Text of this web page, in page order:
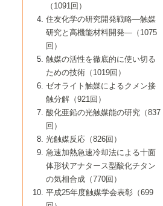
8号 若手研究者による触媒研究の未来展望
2：大学・研究所編
8号 イオン液体の応用
8号 多機能型リアクター
8号 超臨界流体を用いた化学プロセスの新
6号 第94回触媒討論会
7号 サブナノレベルでみた新しい表面現象
8号 オレフィン重合触媒の新たな展
5号 基礎化学品製造の触媒技術
6号 第92回触媒討論会
7号 基礎化学品製造の触媒技術
8号 資源の循環と触媒技術
4号 ナノ材料の調製と機能化
5号 こんな触媒が欲しい
6号 第90回触媒討論会
7号 触媒研究と学術雑誌/情報
8号 若い世代からみた触媒化学の現状と未
3号 生体触媒とバイオプロセス
4号 水素製造・利用の触媒化学
5号 触媒研究における新しい切り口：コン
ビナトリアルケミストリー
6号 第88回触媒討論会特集号
7号 企業における触媒研究のブレークスル
8号 この材料を触媒として使ってみません
2号 第85回触媒討論会
3号 反応ダイナミクス
5号 触媒のおもしろさをどのように伝える
6号 第86回触媒討論会
7号 水素化精製触媒の新しい展開
8号 新しい反応性と機能性を目指した金属
クラスタ-化学
1号 孔、穴、あな?-特異な空間とその利用-
2号 第83回触媒討論会
3号 均一系触媒反応最前線
4号 実用炭素材料の新展開
5号 研究の方法論を考える
7号 機能性金属材料と触媒
8号 触媒研究へのNMRの応用と展望
▼40巻（1998年）
進展と21世紀への提言/創立40周年記念・触
媒学会この10年の歩みとこれから/創立40周
2号 第81回触媒討論会
3号 計算機触媒化学へのさそい
4号 触媒劣化の制御と予測
5号 最新の実用プロセスと触媒
6号 第82回触媒討論会
7号 ナノ構造体の化学
8号 あの反応は今
1号 均一系と不均一系触媒反応-その特徴と
接点
2号 第79回触媒討論会
3号 最新NO除去触媒の実用化研究
4号 新しい反応場を目指した触媒調製
5号 反応・分離技術の新しい展開
6号 第80回触媒討論会
8号 AFMでみる世界
▼38巻（1996年）
1号 触媒の構造と触媒作用/C1化学を中心と
する21世紀への触媒
3号 オリンピックメダル:金・銀・銅はどん
な触媒作用を示すか
4号 触媒作用における機能の複合化
5号 未来を拓け！若手研究者
6号 第78回触媒討論会
7号 ダイナミックな領域への触媒研究の展
開/C1化学を中心とする21世紀への触媒
▼37巻（1995年）
1号 ファインケミカルズと固体触媒
2号 第75回触媒討論会
3号 希土類を利用した触媒
4号 触媒とリサイクル
5号 エネルギー変換触媒
6号 第76回触媒討論会
7号 表面吸着相の新しい展開
8号 マイクロポーラス・クリスタル触媒の
▼36巻（1994年）
1号 電気化学と触媒
2号 第73回触媒討論会
3号 C4化学の展開
4号 《通常号》
5号 《通常号》
6号 第74回触媒討論会
▼35巻（1993年）
1号 工業触媒開発マニュアル―探索から工
業化まで
2号 第71回触媒討論会
3号 研究開発のうらおもて―着想と展開
4号 触媒劣化と寿命の予測
5号 環境に優しい触媒
▼34巻（1992年）
1号 インパクトを与えたこの研究
2号 第69回触媒討論会
3号 ケミカルズ合成触媒―新しい展開と応
▼33巻（1991年）
1号 触媒プロセス開発マニュアル―探索か
ら工業化まで，知っておきたいこと PartII
2号 第67回触媒討論会
▼32巻（1990年）
1号 21世紀に向けて触媒研究の飛躍をめざ
す―触媒化学の裾野を広げよう
2号 第65回触媒討論会
▼31巻（1989年）
1号 情報科学と反応設計・材料設計
▼30巻（1988年）
（1091回）
住友化学の研究開発戦略―触媒
研究と高機能材料開発―（1075
回）
触媒の活性を徹底的に使い切る
ための技術（1019回）
ゼオライト触媒によるクメン接
触分解（921回）
酸化亜鉛の光触媒能の研究（837
回）
光触媒反応（826回）
急速加熱急速冷却法による十面
体形状アナタース型酸化チタン
の気相合成（770回）
平成25年度触媒学会表彰（699